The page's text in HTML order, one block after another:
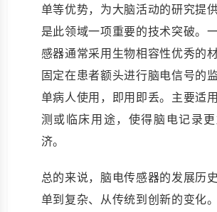
单等优势，为大脑活动的研究提
是此领域一项重要的技术突破。
感器通常采用生物相容性优秀的
固定在患者额头进行脑电信号的
单病人使用，即用即丢。主要适
测或临床用途，使得脑电记录
济。
总的来说，脑电传感器的发展历
单到复杂、从传统到创新的变化